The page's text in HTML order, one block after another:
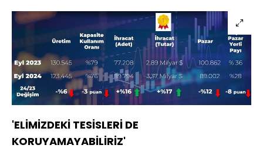
'ELİMİZDEKİ TESİSLERİ DE
KORUYAMAYABİLİRİZ'